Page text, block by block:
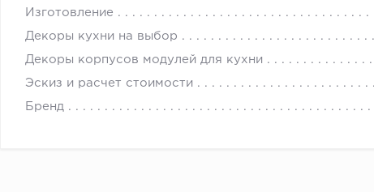
Изготовление
Декоры кухни на выбор
Декоры корпусов модулей для кухни
Эскиз и расчет стоимости
Бренд